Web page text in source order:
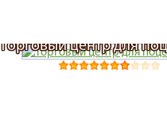
Торговый центр для